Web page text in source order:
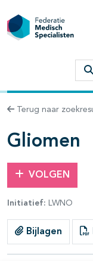
Terug naar
Gliomen
VOLGEN
Initiatief: LWNO
Bijlagen
binnen deze
open- en
open- en